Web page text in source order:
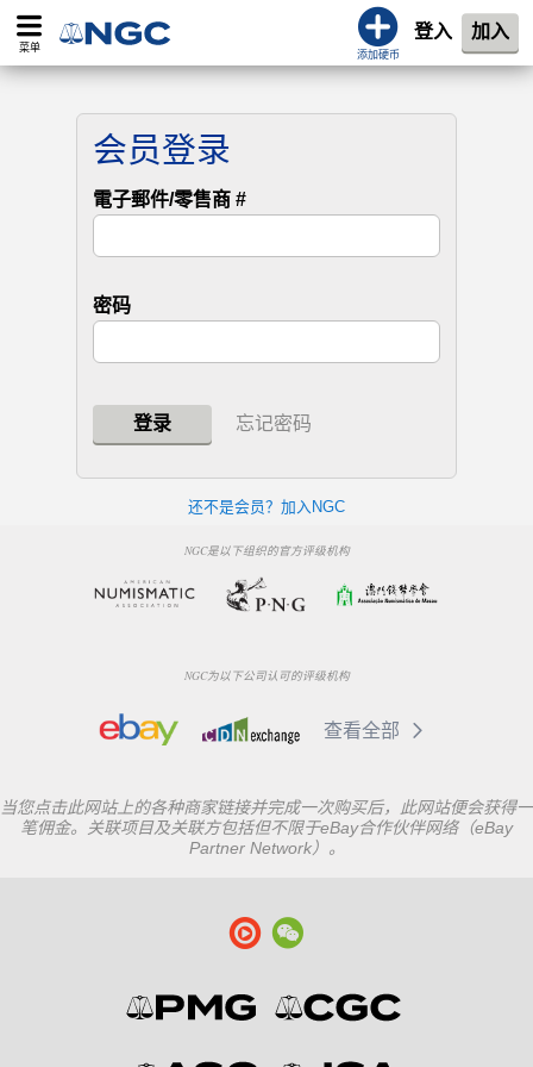
菜单
添加硬币
登入 加入
会员登录
電子郵件/零售商 #
密码
登录 忘记密码
还不是会员？加入NGC
NGC是以下组织的官方评级机构
NGC为以下公司认可的评级机构
查看全部
当您点击此网站上的各种商家链接并完成一次购买后，此网站便会获得一
笔佣金。关联项目及关联方包括但不限于eBay合作伙伴网络（eBay
Partner Network）。